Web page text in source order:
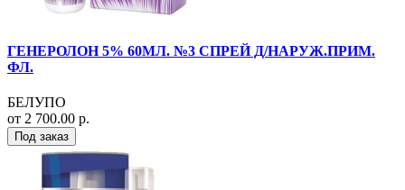
ГЕНЕРОЛОН 5% 60МЛ. №3 СПРЕЙ Д/НАРУЖ.ПРИМ.
ФЛ.
БЕЛУПО
от 2 700.00 р.
Под заказ